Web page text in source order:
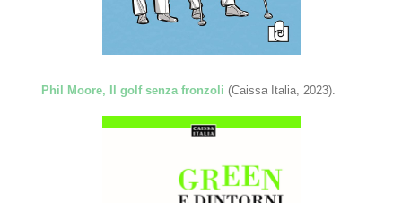
Phil Moore, Il golf senza fronzoli(Caissa Italia, 2023).